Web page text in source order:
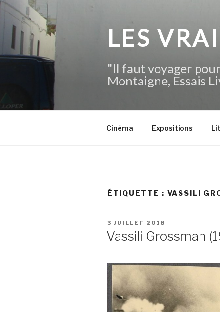
Aller
contenu
principal
LES
"Il faut voyager
Montaigne, Essais
Cinéma Expositions
ÉTIQUETTE : VASSILI
PUBLIÉ
3 JUILLET 2018
Vassili Grossman